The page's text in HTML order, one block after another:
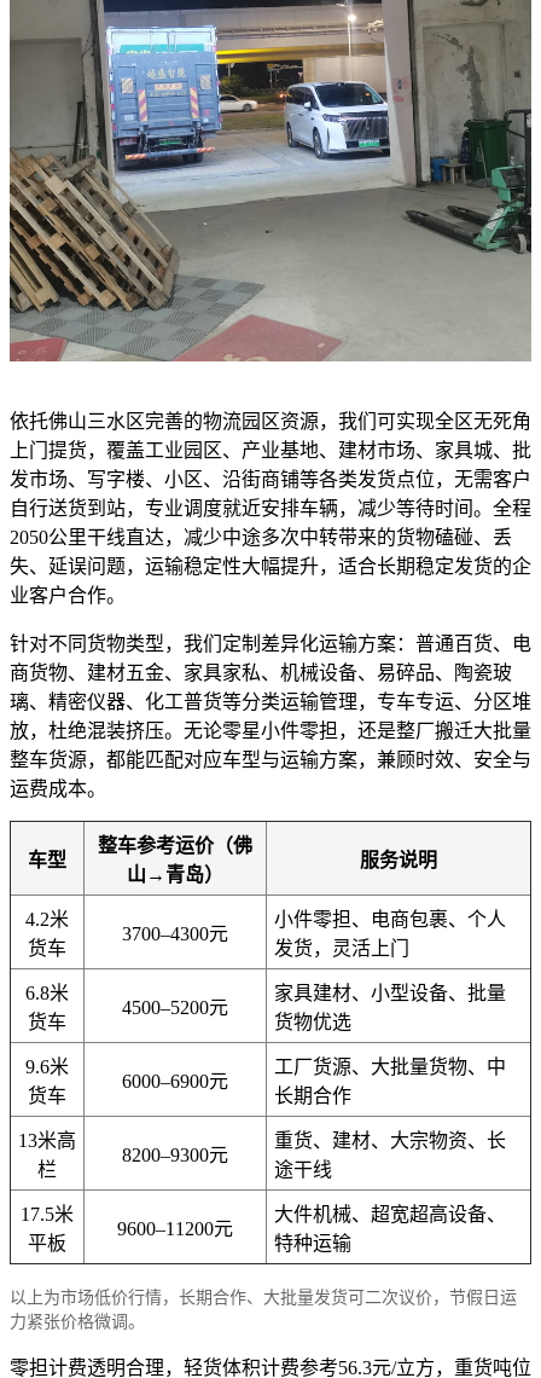
依托佛山三水区完善的物流园区资源，我们可实现全区无死角
上门提货，覆盖工业园区、产业基地、建材市场、家具城、批
发市场、写字楼、小区、沿街商铺等各类发货点位，无需客户
自行送货到站，专业调度就近安排车辆，减少等待时间。全程
2050公里干线直达，减少中途多次中转带来的货物磕碰、丢
失、延误问题，运输稳定性大幅提升，适合长期稳定发货的企
业客户合作。
针对不同货物类型，我们定制差异化运输方案：普通百货、电
商货物、建材五金、家具家私、机械设备、易碎品、陶瓷玻
璃、精密仪器、化工普货等分类运输管理，专车专运、分区堆
放，杜绝混装挤压。无论零星小件零担，还是整厂搬迁大批量
整车货源，都能匹配对应车型与运输方案，兼顾时效、安全与
运费成本。
车型
整车参考运价（佛
山→青岛）
服务说明
4.2米
货车
3700–4300元
小件零担、电商包裹、个人
发货，灵活上门
6.8米
货车
4500–5200元
家具建材、小型设备、批量
货物优选
9.6米
货车
6000–6900元
工厂货源、大批量货物、中
长期合作
13米高
栏
8200–9300元
重货、建材、大宗物资、长
途干线
17.5米
平板
9600–11200元
大件机械、超宽超高设备、
特种运输
以上为市场低价行情，长期合作、大批量发货可二次议价，节假日运
力紧张价格微调。
零担计费透明合理，轻货体积计费参考56.3元/立方，重货吨位